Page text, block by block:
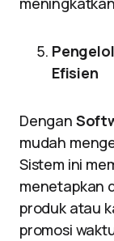
Efisien
Dengan
mudah
Sistem ini
menetapkan
produk atau
promosi